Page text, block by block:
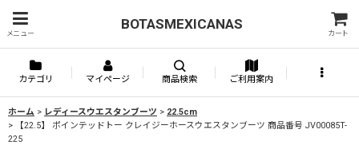
メニュー
BOTASMEXICANAS
カート
カテゴリ マイページ 商品検索 ご利用案内
ホーム > レディースウエスタンブーツ > 22.5cm
>
【22.5】 ポインテッドトー クレイジーホースウエスタンブーツ 商品番号 JV00085T-
225